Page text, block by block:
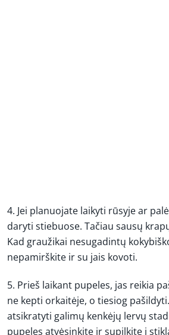
4. Jei planuojate laikyti rūsyje ar
daryti stiebuose. Tačiau sausų
Kad graužikai nesugadintų
nepamirškite ir su jais kovoti.
5. Prieš laikant pupeles, jas reikia
ne kepti orkaitėje, o tiesiog
atsikratyti galimų kenkėjų lervų
pupeles atvėsinkite ir supilkite į